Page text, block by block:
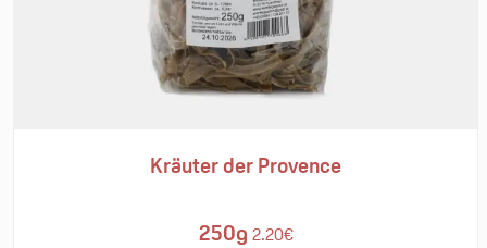
Kräuter der Provence
250g 2.20€